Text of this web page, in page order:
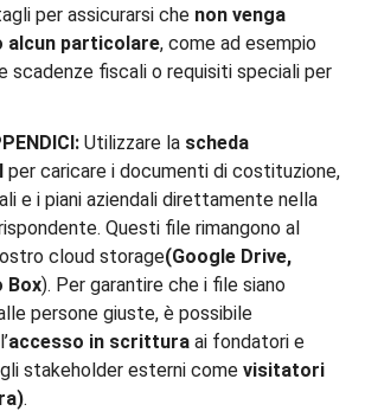
per assicurarsi che non venga
particolare, come ad esempio
scadenze fiscali o requisiti speciali per
Utilizzare la scheda
per caricare i documenti di costituzione,
e i piani aziendali direttamente nella
Questi file rimangono al
cloud storage(Google Drive,
Box). Per garantire che i file siano
persone giuste, è possibile
accesso in scrittura ai fondatori e
stakeholder esterni come visitatori
.